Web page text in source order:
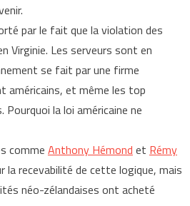
par le fait que la violation des
Virginie. Les serveurs sont en
se fait par une firme
américains, et même les top
la loi américaine ne
comme Anthony Hémond et Rémy
la recevabilité de cette logique, mais
néo-zélandaises ont acheté